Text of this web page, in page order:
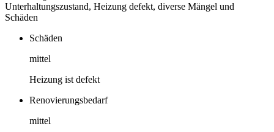
Unterhaltungszustand, Heizung defekt, diverse Mängel und
Schäden
Schäden
mittel
Heizung ist defekt
Renovierungsbedarf
mittel